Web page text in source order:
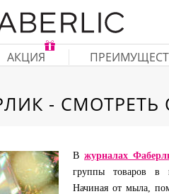
АКЦИЯ
- СМОТРЕТЬ
В журналах
группы товаров в
Начиная от мыла,